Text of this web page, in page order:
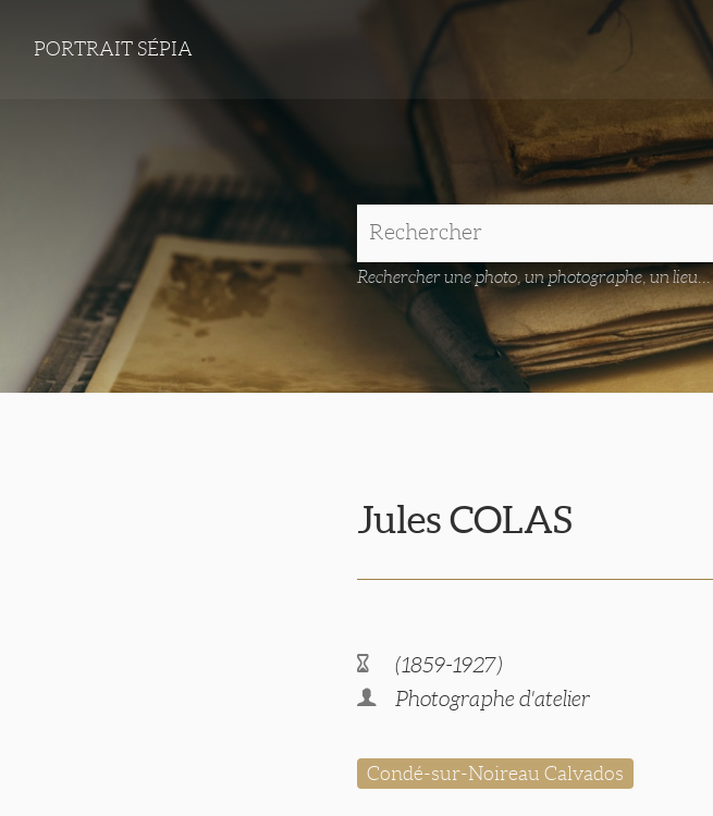
PORTRAIT SÉPIA
Rechercher une photo, un photographe, un lieu...
Jules COLAS
(1859-1927)
Photographe d'atelier
Condé-sur-Noireau Calvados